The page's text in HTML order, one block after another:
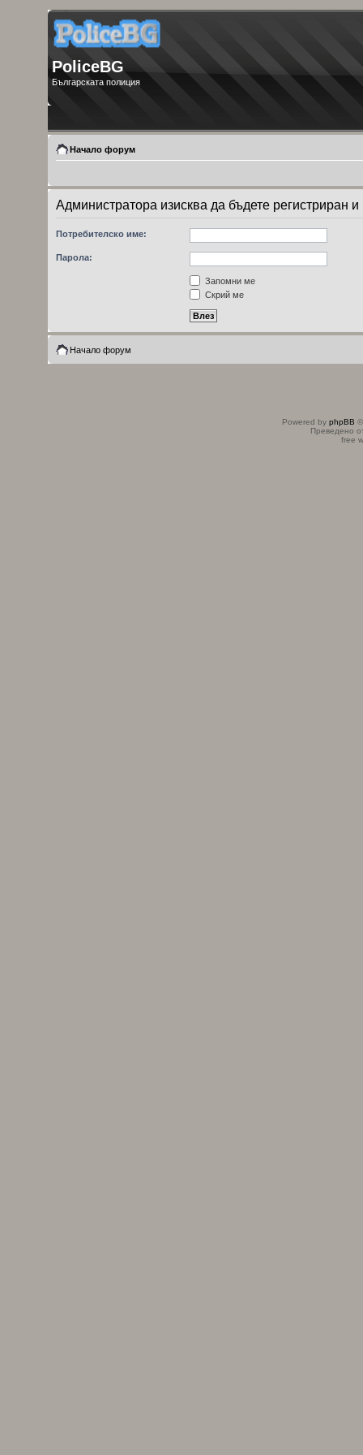
PoliceBG
Българската полиция
Начало форум
Администратора изисква да бъдете регистриран
Потребителско име:
Парола:
Запомни ме
Скрий ме
Начало форум
Powered by phpBB
Преведено
free